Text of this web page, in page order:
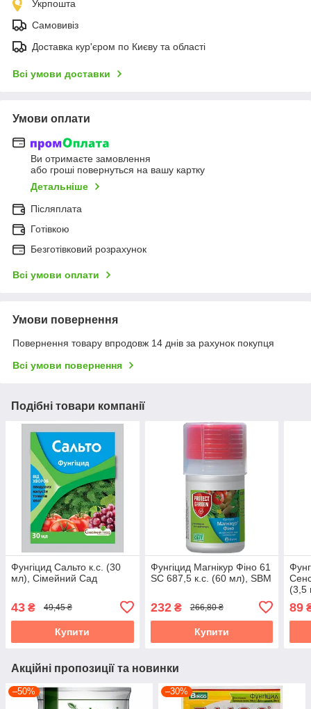
Укрпошта
Самовивіз
Доставка кур'єром по Києву та області
Всі умови доставки
Умови оплати
Ви отримаєте замовлення
або гроші повернуться на вашу картку
Детальніше
Післяплата
Готівкою
Безготівковий розрахунок
Всі умови оплати
Умови повернення
Повернення товару впродовж 14 днів за рахунок покупця
Всі умови повернення
Подібні товари компанії
Фунгіцид Сальто к.с. (30
мл), Сімейний Сад
43 ₴ 49,45 ₴
Купити
Фунгіцид Магнікур Фіно 61
SC 687,5 к.с. (60 мл), SBM
232₴ 266,80 ₴
Купити
(3,5
89
Акційні пропозиції та новинки
–50% –30%